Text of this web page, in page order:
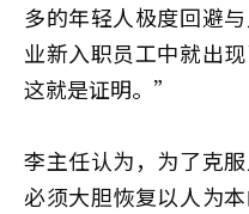
多的年轻人极度回避
业新入职员工中就出
这就是证明。”
李主任认为，为了克
必须大胆恢复以人为